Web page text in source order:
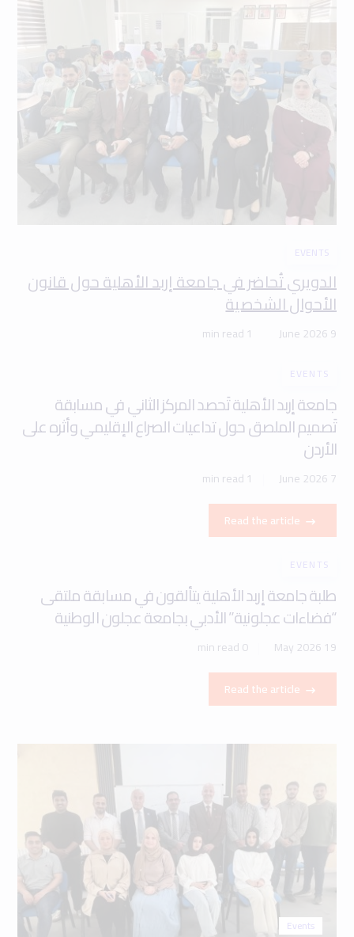
EVENTS
الدويري تُحاضر في جامعة إربد الأهلية حول قانون
الأحوال الشخصية
9 June 2026
1 min read
EVENTS
جامعة إربد الأهلية تَحصد المركز الثاني في مسابقة
تَصميم الملصق حول تداعيات الصراع الإقليمي وأثره على
الأردن
7 June 2026
1 min read
Read the article
EVENTS
طلبة جامعة إربد الأهلية يتألقون في مسابقة ملتقى
“فضاءات عجلونية” الأدبي بجامعة عجلون الوطنية
19 May 2026
0 min read
Read the article
Events